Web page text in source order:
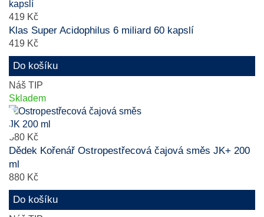
419 Kč
Klas Super Acidophilus 6 miliard 60 kapslí
419 Kč
Do košíku
Náš TIP
Skladem
880 Kč
Dědek Kořenář Ostropestřecová čajová směs JK+ 200
ml
880 Kč
Do košíku